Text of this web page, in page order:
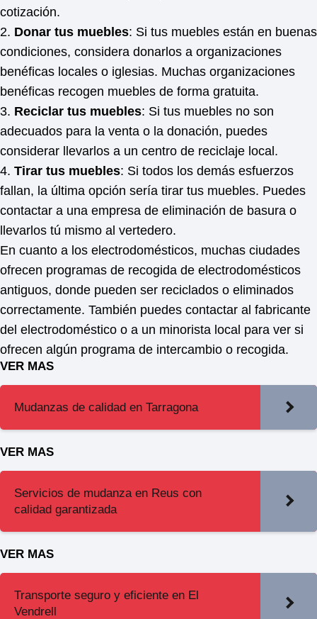
cotización.
2. Donar tus muebles: Si tus muebles están en buenas
condiciones, considera donarlos a organizaciones
benéficas locales o iglesias. Muchas organizaciones
benéficas recogen muebles de forma gratuita.
3. Reciclar tus muebles: Si tus muebles no son
adecuados para la venta o la donación, puedes
considerar llevarlos a un centro de reciclaje local.
4. Tirar tus muebles: Si todos los demás esfuerzos
fallan, la última opción sería tirar tus muebles. Puedes
contactar a una empresa de eliminación de basura o
llevarlos tú mismo al vertedero.
En cuanto a los electrodomésticos, muchas ciudades
ofrecen programas de recogida de electrodomésticos
antiguos, donde pueden ser reciclados o eliminados
correctamente. También puedes contactar al fabricante
del electrodoméstico o a un minorista local para ver si
ofrecen algún programa de intercambio o recogida.
VER MAS
Mudanzas de calidad en Tarragona
VER MAS
Servicios de mudanza en Reus con
calidad garantizada
VER MAS
Transporte seguro y eficiente en El
Vendrell